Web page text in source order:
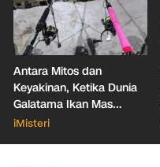
Antara Mitos dan
Keyakinan, Ketika Dunia
Galatama Ikan Mas
Bersentuhan dengan Hal
iMisteri